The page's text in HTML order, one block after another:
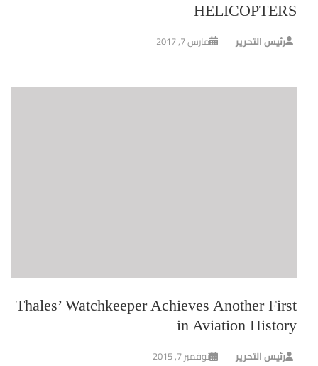
HELICOPTERS
رئيس التحرير مارس 7, 2017
Thales’ Watchkeeper Achieves Another First
in Aviation History
رئيس التحرير نوفمبر 7, 2015